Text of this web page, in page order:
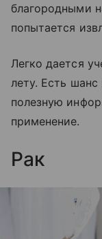
благородными
попытается
Легко дается
лету. Есть
полезную
применение.
Рак